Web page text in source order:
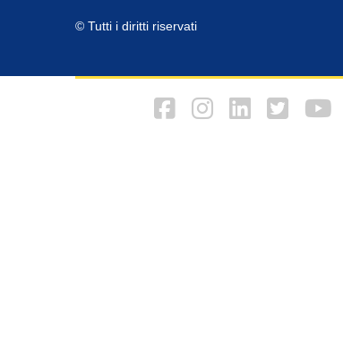
© Tutti i diritti riservati